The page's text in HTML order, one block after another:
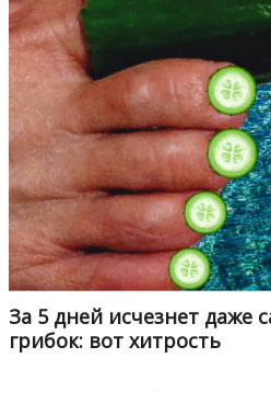
За 5 дней исчезнет даже
грибок: вот хитрость